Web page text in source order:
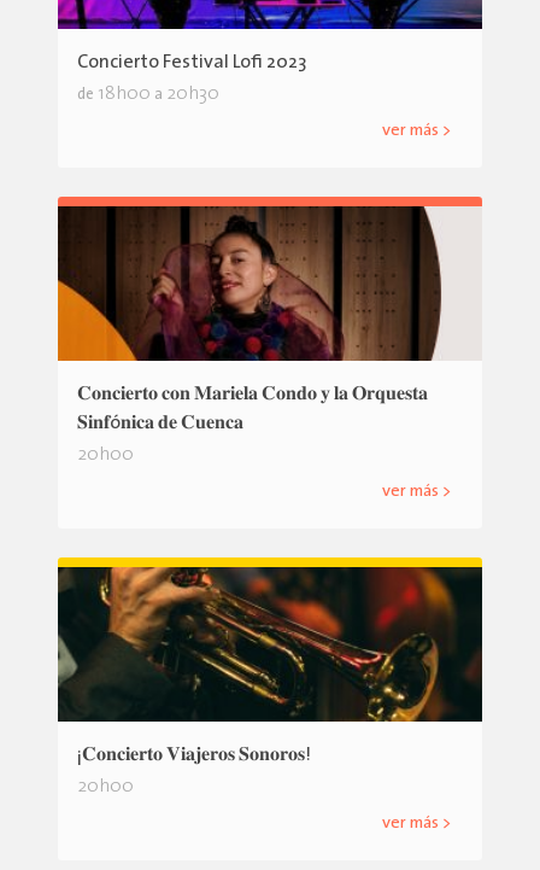
Concierto Festival Lofi 2023
de 18h00 a 20h30
ver más >
𝐂𝐨𝐧𝐜𝐢𝐞𝐫𝐭𝐨 𝐜𝐨𝐧 𝐌𝐚𝐫𝐢𝐞𝐥𝐚 𝐂𝐨𝐧𝐝𝐨 𝐲 𝐥𝐚 𝐎𝐫𝐪𝐮𝐞𝐬𝐭𝐚
𝐒𝐢𝐧𝐟ó𝐧𝐢𝐜𝐚 𝐝𝐞 𝐂𝐮𝐞𝐧𝐜𝐚
20h00
ver más >
¡𝐂𝐨𝐧𝐜𝐢𝐞𝐫𝐭𝐨 𝐕𝐢𝐚𝐣𝐞𝐫𝐨𝐬 𝐒𝐨𝐧𝐨𝐫𝐨𝐬!
20h00
ver más >